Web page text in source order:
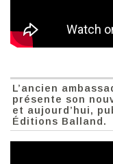
L’ancien
présente son
et aujourd’hui,
Éditions Balland.